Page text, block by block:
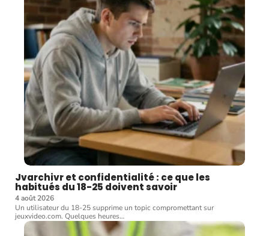
Jvarchivr et confidentialité : ce que les
habitués du 18-25 doivent savoir
4 août 2026
Un utilisateur du 18-25 supprime un topic compromettant sur
jeuxvideo.com. Quelques heures…